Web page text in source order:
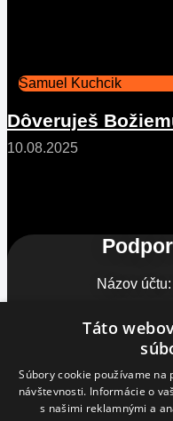
Samuel Kuchcik
Dôveruješ
10.08.2025
Názov
Táto
Súbory cookie používame
návštevnosti. Informácie o
s našimi reklamnými a